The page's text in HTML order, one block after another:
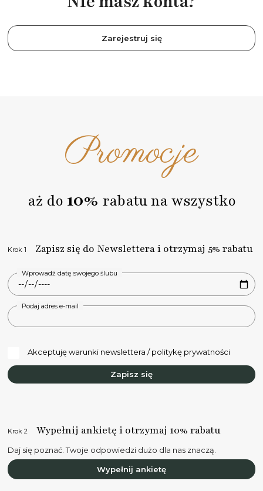
Zarejestruj się
Promocje
aż do 10% rabatu na wszystko
Krok 1 Zapisz się do Newslettera i otrzymaj 5% rabatu
Wprowadź datę swojego ślubu
Podaj adres e-mail
Akceptuję warunki newslettera / politykę prywatności
Zapisz się
Krok 2 Wypełnij ankietę i otrzymaj 10% rabatu
Daj się poznać. Twoje odpowiedzi dużo dla nas znaczą.
Wypełnij ankietę